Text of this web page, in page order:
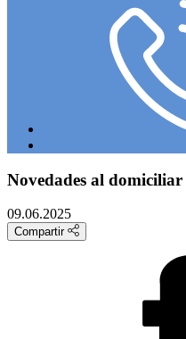
Novedades al domiciliar
09.06.2025
Compartir